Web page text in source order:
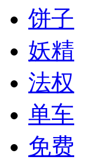
饼子
妖精
法权
单车
免费